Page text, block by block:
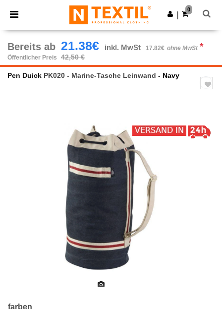
× Ntextil App
Bessere Preise in der App!
App holen
0
Bereits ab 21.38€ inkl. MwSt 17.82€ ohne MwSt *
Öffentlicher Preis 42,50 €
Pen Duick PK020 - Marine-Tasche Leinwand - Navy
farben